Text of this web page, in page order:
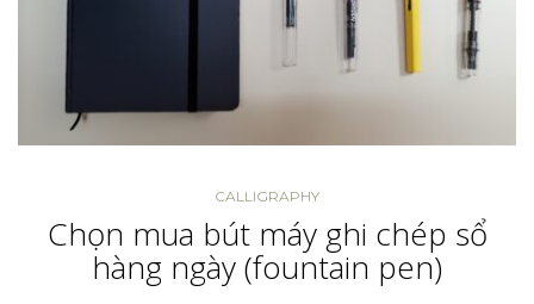
CALLIGRAPHY
Chọn mua bút máy ghi chép sổ
hàng ngày (fountain pen)